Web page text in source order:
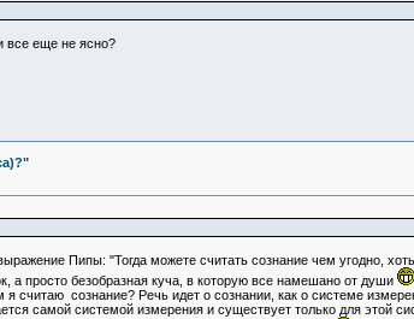
все еще не ясно?
Пипы: "Тогда можете считать сознание чем угодно,
а просто безобразная куча, в которую все намешано от души
считаю сознание? Речь идет о сознании, как о системе
самой системой измерения и существует только для этой